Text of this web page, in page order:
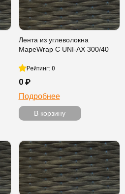
Лента из углеволокна
MapeWrap C UNI-AX 300/40
Рейтинг: 0
0 ₽
Подробнее
В корзину